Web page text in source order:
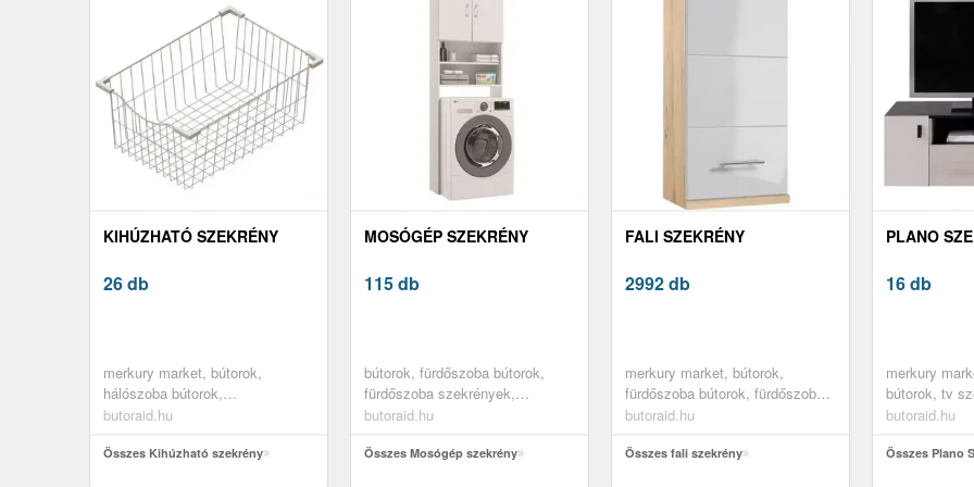
KIHÚZHATÓ SZEKRÉNY
26 db
merkury market, bútorok,
hálószoba bútorok,
gardróbszekrények, szekrény
butoraid.hu
Összes Kihúzható szekrény
MOSÓGÉP SZEKRÉNY
115 db
bútorok, fürdőszoba bútorok,
fürdőszoba szekrények,
fürdőszobai oszlop szekrények,
butoraid.hu
Összes Mosógép szekrény
FALI SZEKRÉNY
2992 db
merkury market, bútorok,
fürdőszoba bútorok, fürdőszoba
szekrények, fali szekrények
butoraid.hu
Összes fali szekrény
PLANO
16 db
merkury
bútorok, tv
összes termék
butoraid.hu
Összes Plano